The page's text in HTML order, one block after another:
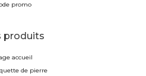
promo
produits
accueil
de pierre